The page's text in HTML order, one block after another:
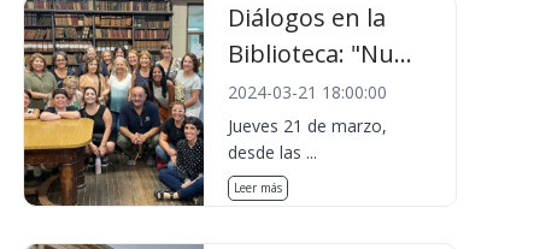
Diálogos en la
Biblioteca: "Nu...
2024-03-21 18:00:00
Jueves 21 de marzo,
desde las ...
Leer más